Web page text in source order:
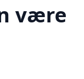
være